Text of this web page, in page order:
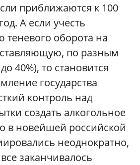
приближаются к 100
А если учесть
оборота на
по разным
40%), то становится
государства
контроль над
создать алкогольное
в новейшей российской
неоднократно,
заканчивалось